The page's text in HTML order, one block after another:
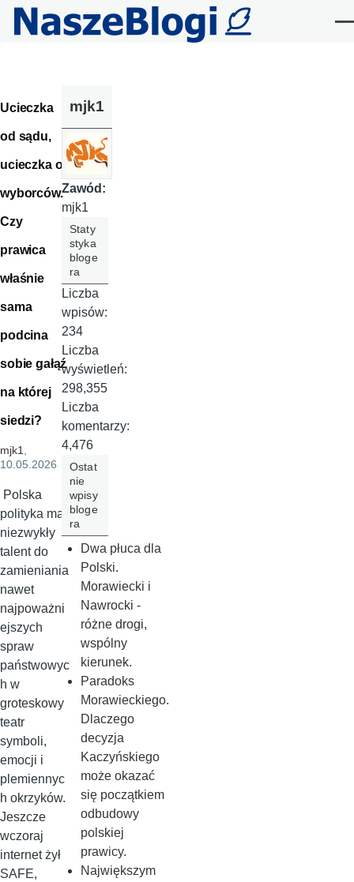
Przejdź do treści
Ucieczka
od sądu,
ucieczka od
wyborców.
Czy
prawica
właśnie
sama
podcina
sobie gałąź
na której
siedzi?
mjk1,
10.05.2026
Polska
polityka ma
niezwykły
talent do
zamieniania
nawet
najpoważni
ejszych
spraw
państwowyc
h w
groteskowy
teatr
symboli,
emocji i
plemiennyc
h okrzyków.
Jeszcze
wczoraj
internet żył
SAFE,
mjk1
Zawód:
mjk1
Staty
styka
bloge
ra
Liczba
wpisów:
234
Liczba
wyświetleń:
298,355
Liczba
komentarzy:
4,476
Ostat
nie
wpisy
bloge
ra
Dwa płuca dla
Polski.
Morawiecki i
Nawrocki -
różne drogi,
wspólny
kierunek.
Paradoks
Morawieckiego.
Dlaczego
decyzja
Kaczyńskiego
może okazać
się początkiem
odbudowy
polskiej
prawicy.
Największym